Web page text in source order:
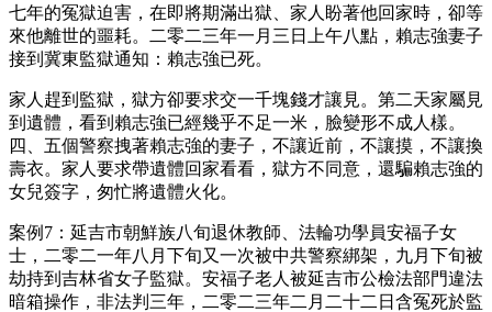
七年的冤獄迫害，在即將期滿出獄、家人盼著他回家時，卻等
來他離世的噩耗。二零二三年一月三日上午八點，賴志強妻子
接到冀東監獄通知：賴志強已死。
家人趕到監獄，獄方卻要求交一千塊錢才讓見。第二天家屬見
到遺體，看到賴志強已經幾乎不足一米，臉變形不成人樣。
四、五個警察拽著賴志強的妻子，不讓近前，不讓摸，不讓換
壽衣。家人要求帶遺體回家看看，獄方不同意，還騙賴志強的
女兒簽字，匆忙將遺體火化。
案例7：延吉市朝鮮族八旬退休教師、法輪功學員安福子女
士，二零二一年八月下旬又一次被中共警察綁架，九月下旬被
劫持到吉林省女子監獄。安福子老人被延吉市公檢法部門違法
暗箱操作，非法判三年，二零二三年二月二十二日含冤死於監